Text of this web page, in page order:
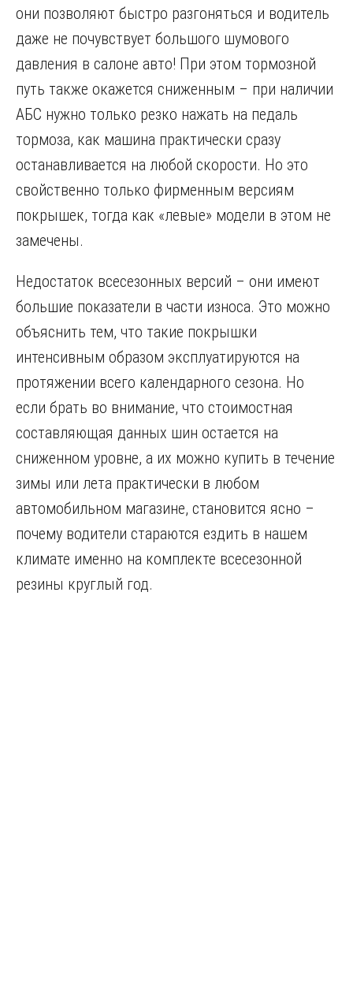
они позволяют быстро разгоняться и водитель
даже не почувствует большого шумового
давления в салоне авто! При этом тормозной
путь также окажется сниженным – при наличии
АБС нужно только резко нажать на педаль
тормоза, как машина практически сразу
останавливается на любой скорости. Но это
свойственно только фирменным версиям
покрышек, тогда как «левые» модели в этом не
замечены.
Недостаток всесезонных версий – они имеют
большие показатели в части износа. Это можно
объяснить тем, что такие покрышки
интенсивным образом эксплуатируются на
протяжении всего календарного сезона. Но
если брать во внимание, что стоимостная
составляющая данных шин остается на
сниженном уровне, а их можно купить в течение
зимы или лета практически в любом
автомобильном магазине, становится ясно –
почему водители стараются ездить в нашем
климате именно на комплекте всесезонной
резины круглый год.